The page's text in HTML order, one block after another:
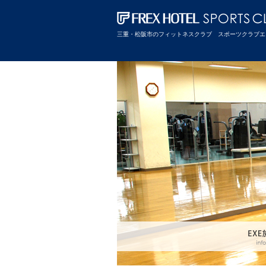
三重・松阪市のフィットネスクラブ スポーツクラブ